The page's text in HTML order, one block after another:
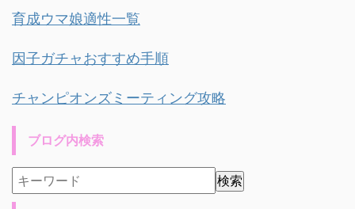
育成ウマ娘適性一覧
因子ガチャおすすめ手順
チャンピオンズミーティング攻略
ブログ内検索